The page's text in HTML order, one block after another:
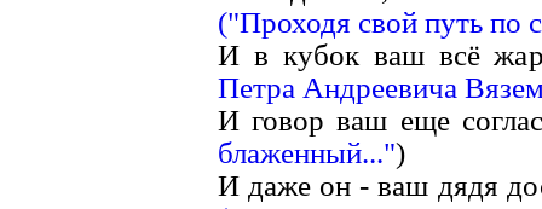
("Проходя свой путь по
И в кубок ваш всё
Петра Андреевича
И говор ваш еще
блаженный...")
И даже он - ваш дядя